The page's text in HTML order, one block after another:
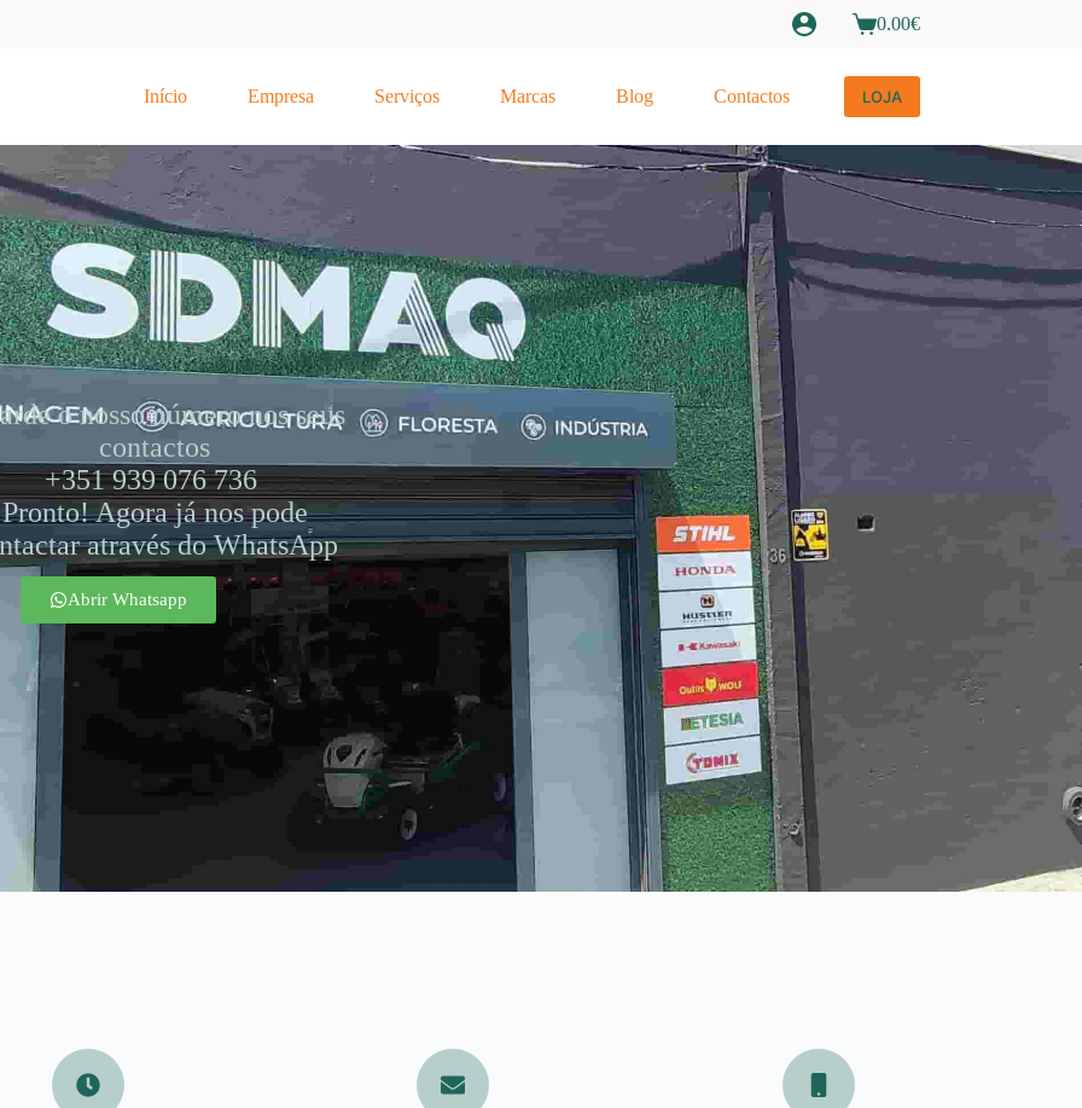
0.00€
Início Empresa Serviços Marcas Blog Contactos LOJA
o nosso número nos seus
contactos
+351 939 076 736
Pronto! Agora já nos pode
através do WhatsApp
Abrir Whatsapp